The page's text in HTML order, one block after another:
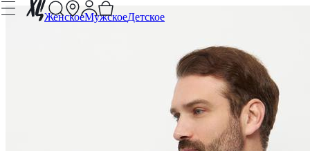
ЖенскоеМужскоеДетское